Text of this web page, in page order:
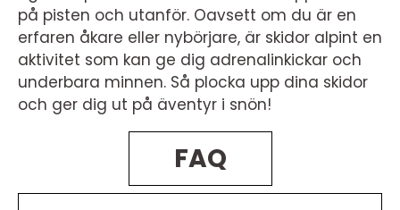
på pisten och utanför. Oavsett om du är en
erfaren åkare eller nybörjare, är skidor alpint en
aktivitet som kan ge dig adrenalinkickar och
underbara minnen. Så plocka upp dina skidor
och ger dig ut på äventyr i snön!
FAQ